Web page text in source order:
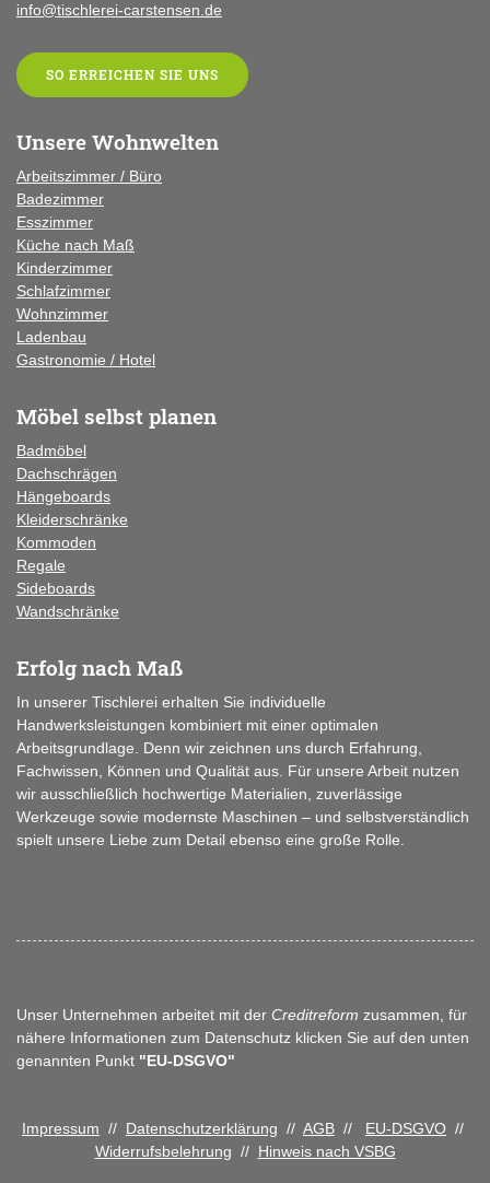
info@tischlerei-carstensen.de
SO ERREICHEN SIE UNS
Unsere Wohnwelten
Arbeitszimmer / Büro
Badezimmer
Esszimmer
Küche nach Maß
Kinderzimmer
Schlafzimmer
Wohnzimmer
Ladenbau
Gastronomie / Hotel
Möbel selbst planen
Badmöbel
Dachschrägen
Hängeboards
Kleiderschränke
Kommoden
Regale
Sideboards
Wandschränke
Erfolg nach Maß
In unserer Tischlerei erhalten Sie individuelle
Handwerksleistungen kombiniert mit einer optimalen
Arbeitsgrundlage. Denn wir zeichnen uns durch Erfahrung,
Fachwissen, Können und Qualität aus. Für unsere Arbeit nutzen
wir ausschließlich hochwertige Materialien, zuverlässige
Werkzeuge sowie modernste Maschinen – und selbstverständlich
spielt unsere Liebe zum Detail ebenso eine große Rolle.
Unser Unternehmen arbeitet mit der Creditreform zusammen, für
nähere Informationen zum Datenschutz klicken Sie auf den unten
genannten Punkt "EU-DSGVO"
Impressum // Datenschutzerklärung // AGB // EU-DSGVO //
Widerrufsbelehrung // Hinweis nach VSBG